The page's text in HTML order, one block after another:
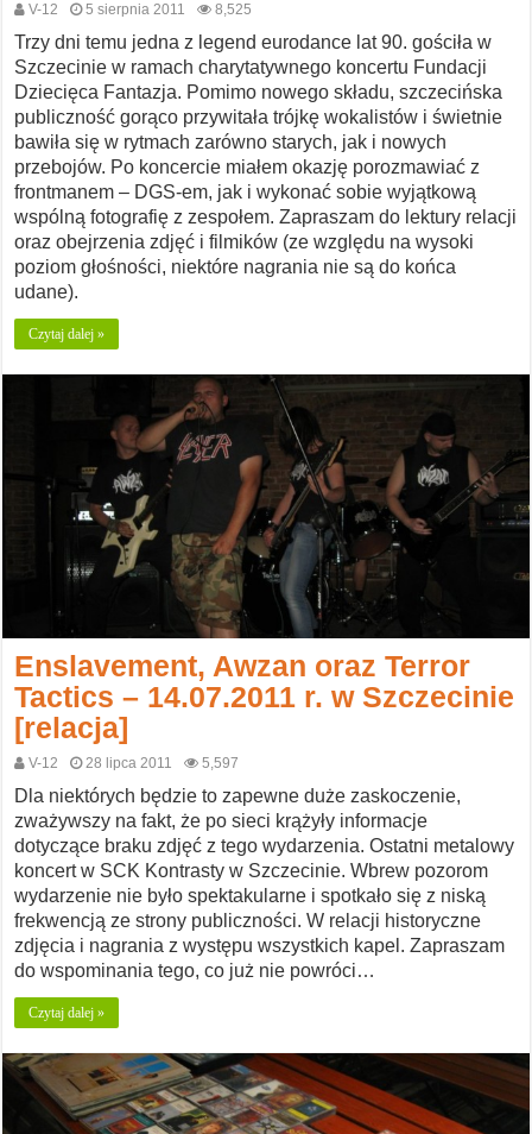
V-12 5 sierpnia 2011 8,525
Trzy dni temu jedna z legend eurodance lat 90. gościła w
Szczecinie w ramach charytatywnego koncertu Fundacji
Dziecięca Fantazja. Pomimo nowego składu, szczecińska
publiczność gorąco przywitała trójkę wokalistów i świetnie
bawiła się w rytmach zarówno starych, jak i nowych
przebojów. Po koncercie miałem okazję porozmawiać z
frontmanem – DGS-em, jak i wykonać sobie wyjątkową
wspólną fotografię z zespołem. Zapraszam do lektury relacji
oraz obejrzenia zdjęć i filmików (ze względu na wysoki
poziom głośności, niektóre nagrania nie są do końca
udane).
Czytaj dalej »
Enslavement, Awzan oraz Terror
Tactics – 14.07.2011 r. w Szczecinie
[relacja]
V-12 28 lipca 2011 5,597
Dla niektórych będzie to zapewne duże zaskoczenie,
zważywszy na fakt, że po sieci krążyły informacje
dotyczące braku zdjęć z tego wydarzenia. Ostatni metalowy
koncert w SCK Kontrasty w Szczecinie. Wbrew pozorom
wydarzenie nie było spektakularne i spotkało się z niską
frekwencją ze strony publiczności. W relacji historyczne
zdjęcia i nagrania z występu wszystkich kapel. Zapraszam
do wspominania tego, co już nie powróci…
Czytaj dalej »